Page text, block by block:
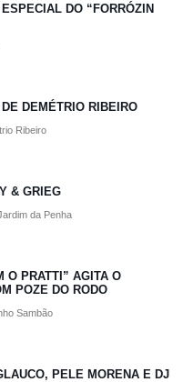
DO “FORRÓZIN
DEMÉTRIO RIBEIRO
Ribeiro
& GRIEG
da Penha
O PRATTI” AGITA O
POZE DO RODO
Sambão
PELE MORENA E DJ